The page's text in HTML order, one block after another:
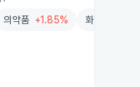
의약품 +1.85% 화학